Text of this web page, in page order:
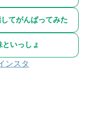
てがんばってみた
いっしょ
ンスタ